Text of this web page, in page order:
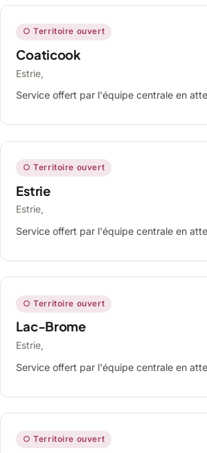
○ Territoire ouvert
Coaticook
Estrie,
Service offert par l'équipe centrale en
○ Territoire ouvert
Estrie
Estrie,
Service offert par l'équipe centrale en
○ Territoire ouvert
Lac-Brome
Estrie,
Service offert par l'équipe centrale en
○ Territoire ouvert